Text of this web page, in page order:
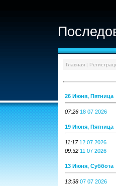
Главная|
26 Июня, Пятница
07:26 18 07 2026
19 Июня, Пятница
11:17 12 07 2026
09:32 11 07 2026
13 Июня, Суббота
13:38 07 07 2026